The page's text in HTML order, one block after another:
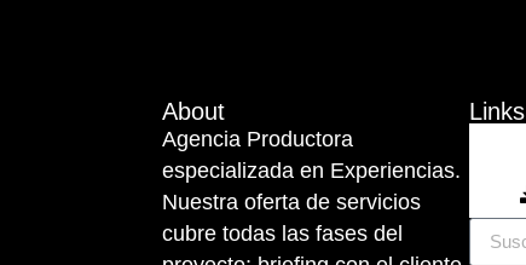
About
Agencia Productora
especializada en Experiencias.
Nuestra oferta de servicios
cubre todas las fases del
Links